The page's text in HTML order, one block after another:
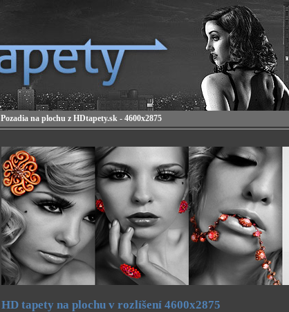
Pozadia na plochu z HDtapety.sk - 4600x2875
HD tapety na plochu v rozlíšení 4600x2875